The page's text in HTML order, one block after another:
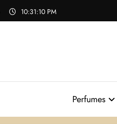
10:31:10 PM
Perfumes